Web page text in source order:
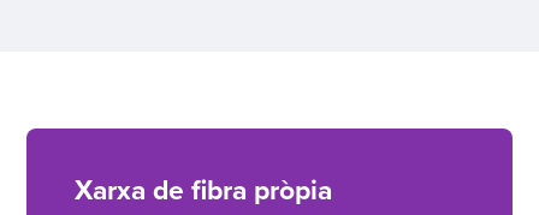
Xarxa de fibra pròpia